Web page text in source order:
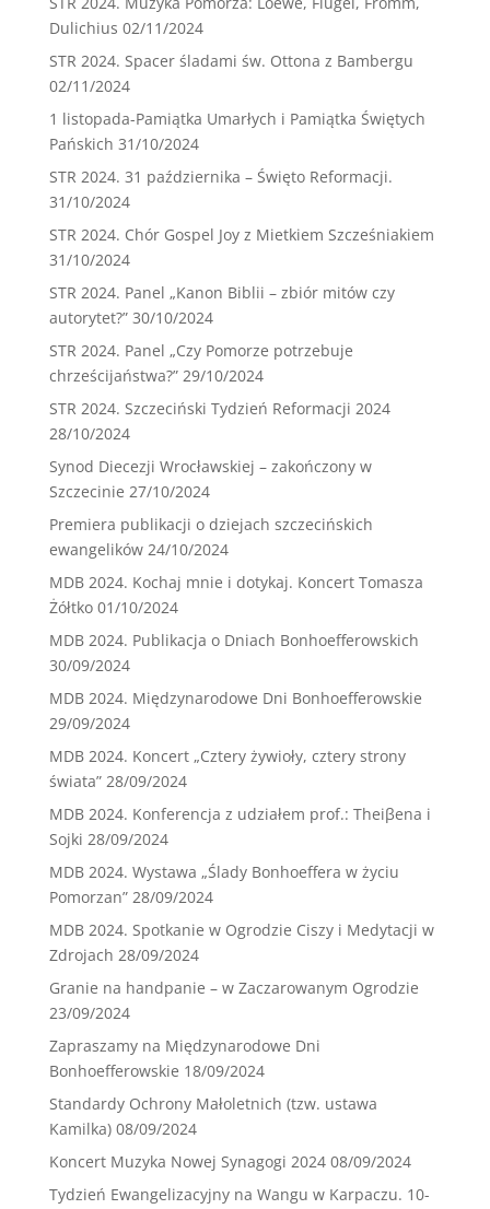
Dulichius 02/11/2024
STR 2024. Spacer śladami św. Ottona z Bambergu
02/11/2024
1 listopada-Pamiątka Umarłych i Pamiątka Świętych
Pańskich 31/10/2024
STR 2024. 31 października – Święto Reformacji.
31/10/2024
STR 2024. Chór Gospel Joy z Mietkiem Szcześniakiem
31/10/2024
STR 2024. Panel „Kanon Biblii – zbiór mitów czy
autorytet?” 30/10/2024
STR 2024. Panel „Czy Pomorze potrzebuje
chrześcijaństwa?” 29/10/2024
STR 2024. Szczeciński Tydzień Reformacji 2024
28/10/2024
Synod Diecezji Wrocławskiej – zakończony w
Szczecinie 27/10/2024
Premiera publikacji o dziejach szczecińskich
ewangelików 24/10/2024
MDB 2024. Kochaj mnie i dotykaj. Koncert Tomasza
Żółtko 01/10/2024
MDB 2024. Publikacja o Dniach Bonhoefferowskich
30/09/2024
MDB 2024. Międzynarodowe Dni Bonhoefferowskie
29/09/2024
MDB 2024. Koncert „Cztery żywioły, cztery strony
świata” 28/09/2024
MDB 2024. Konferencja z udziałem prof.: Theiβena i
Sojki 28/09/2024
MDB 2024. Wystawa „Ślady Bonhoeffera w życiu
Pomorzan” 28/09/2024
MDB 2024. Spotkanie w Ogrodzie Ciszy i Medytacji w
Zdrojach 28/09/2024
Granie na handpanie – w Zaczarowanym Ogrodzie
23/09/2024
Zapraszamy na Międzynarodowe Dni
Bonhoefferowskie 18/09/2024
Standardy Ochrony Małoletnich (tzw. ustawa
Kamilka) 08/09/2024
Koncert Muzyka Nowej Synagogi 2024 08/09/2024
Tydzień Ewangelizacyjny na Wangu w Karpaczu. 10-